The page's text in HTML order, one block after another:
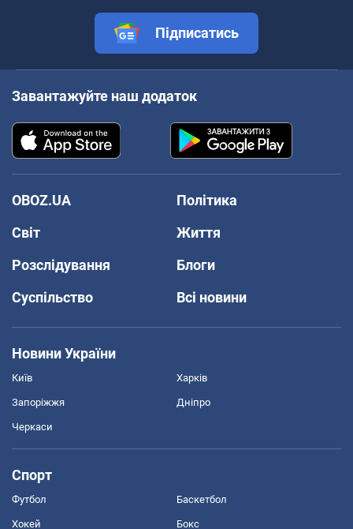
Підписатись
Завантажуйте наш додаток
OBOZ.UA
Політика
Світ
Життя
Розслідування
Блоги
Суспільство
Всі новини
Новини України
Київ Харків
Запоріжжя Дніпро
Черкаси
Спорт
Футбол Баскетбол
Хокей Бокс